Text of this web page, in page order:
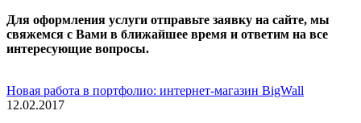
Для оформления услуги отправьте заявку на сайте, мы
свяжемся с Вами в ближайшее время и ответим на все
интересующие вопросы.
Новая работа в портфолио: интернет-магазин BigWall
12.02.2017